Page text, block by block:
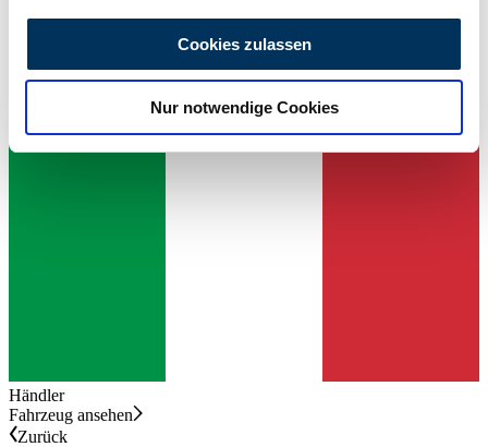
analysieren. Außerdem geben wir Informationen zu Ihrer
Verwendung unserer Website an unsere Partner für
soziale Medien, Werbung und Analysen weiter. Unsere
Cookies zulassen
Nur notwendige Cookies
Händler
Händler
Fahrzeug ansehen
Zurück